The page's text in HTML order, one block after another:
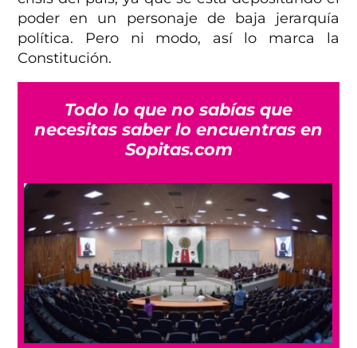
poder en un personaje de baja jerarquía
política. Pero ni modo, así lo marca la
Constitución.
Todo lo que no sabías que
necesitas saber lo encuentras en
Sopitas.com